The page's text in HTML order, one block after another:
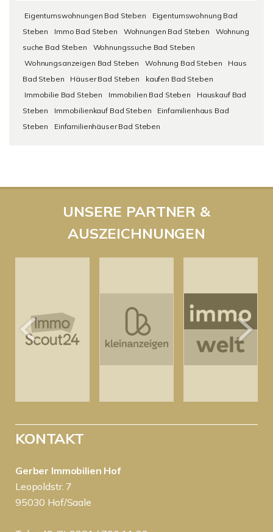
Eigentumswohnungen Bad Steben
Eigentumswohnung Bad
Steben
Immo Bad Steben Wohnungen Bad Steben
Wohnung
suche Bad Steben
Wohnungssuche Bad Steben
Wohnungsanzeigen Bad Steben
Wohnung Bad Steben
Haus
Bad Steben
Häuser Bad Steben
kaufen Bad Steben
Immobilie Bad Steben
Immobilien Bad Steben
Hauskauf Bad
Steben
Immobilienkauf Bad Steben
Einfamilienhaus Bad
Steben
Einfamilienhäuser Bad Steben
UNSERE PARTNER &
AUSZEICHNUNGEN
KONTAKT
Gerber Immobilien Hof
Leopoldstr. 7
95030 Hof/Saale